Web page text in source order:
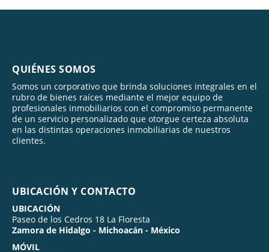
QUIÉNES SOMOS
Somos un corporativo que brinda soluciones integrales en el
rubro de bienes raíces mediante el mejor equipo de
profesionales inmobiliarios con el compromiso permanente
de un servicio personalizado que otorgue certeza absoluta
en las distintas operaciones inmobiliarias de nuestros
clientes.
UBICACIÓN Y CONTACTO
UBICACIÓN
Paseo de los Cedros 18 La Floresta
Zamora de Hidalgo - Michoacán - México
MÓVIL